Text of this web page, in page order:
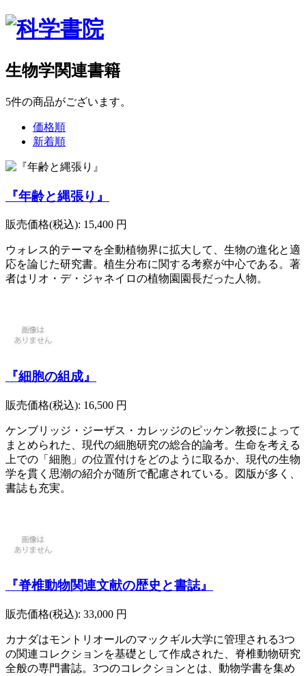
生物学関連書籍
5件の商品がございます。
価格順
新着順
『年齢と縄張り』
販売価格(税込): 15,400 円
ウォレス的テーマを全動植物界に拡大して、生物の進化と適
応を論じた研究書。植生分布に関する考察が中心である。著
者はリオ・デ・ジャネイロの植物園園長だった人物。
『細胞の組成』
販売価格(税込): 16,500 円
ケンブリッジ・ジーザス・カレッジのピッケン教授によって
まとめられた、現代の細胞研究の総合的論考。生命を考える
上での「細胞」の位置付けをどのように取るか、現代の生物
学を貫く思潮の紹介が随所で配慮されている。図版が多く、
書誌も充実。
『脊椎動物関連文献の歴史と書誌』
販売価格(税込): 33,000 円
カナダはモントリオールのマックギル大学に管理される3つ
の関連コレクションを基礎として作成された、脊椎動物研究
全般の専門書誌。3つのコレクションとは、動物学書を集め